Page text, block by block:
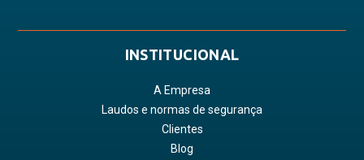
INSTITUCIONAL
A Empresa
Laudos e normas de segurança
Clientes
Blog